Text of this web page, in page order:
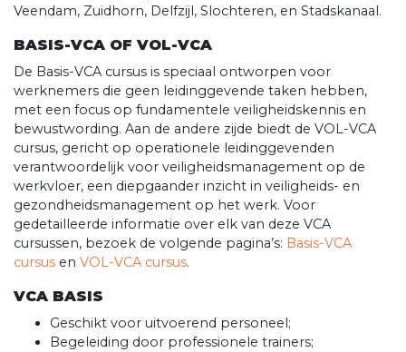
Veendam, Zuidhorn, Delfzijl, Slochteren, en Stadskanaal.
BASIS-VCA OF VOL-VCA
De Basis-VCA cursus is speciaal ontworpen voor
werknemers die geen leidinggevende taken hebben,
met een focus op fundamentele veiligheidskennis en
bewustwording. Aan de andere zijde biedt de VOL-VCA
cursus, gericht op operationele leidinggevenden
verantwoordelijk voor veiligheidsmanagement op de
werkvloer, een diepgaander inzicht in veiligheids- en
gezondheidsmanagement op het werk. Voor
gedetailleerde informatie over elk van deze VCA
cursussen, bezoek de volgende pagina’s: Basis-VCA
cursus en VOL-VCA cursus.
VCA BASIS
Geschikt voor uitvoerend personeel;
Begeleiding door professionele trainers;